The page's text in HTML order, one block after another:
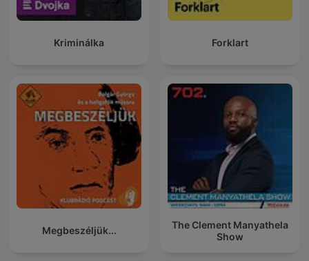
Kriminálka Forklart
Megbeszéljük...
The Clement Manyathela
Show